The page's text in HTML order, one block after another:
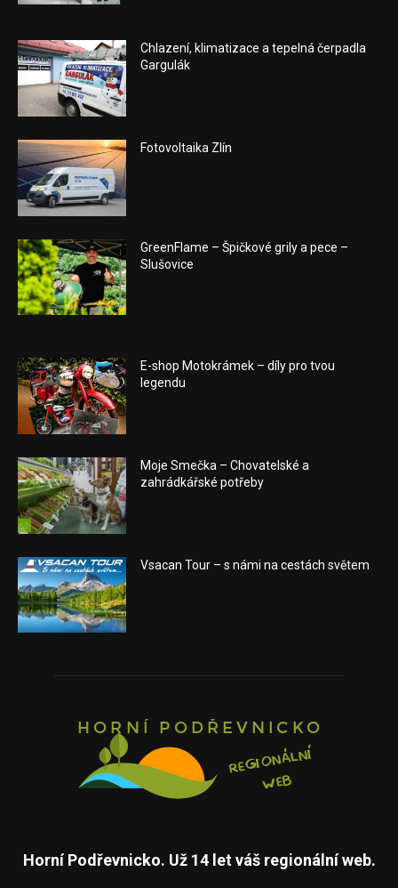
Chlazení, klimatizace a tepelná čerpadla
Gargulák
Fotovoltaika Zlín
GreenFlame – Špičkové grily a pece –
Slušovice
E-shop Motokrámek – díly pro tvou
legendu
Moje Smečka – Chovatelské a
zahrádkářské potřeby
Vsacan Tour – s námi na cestách světem
Horní Podřevnicko. Už 14 let váš regionální web.